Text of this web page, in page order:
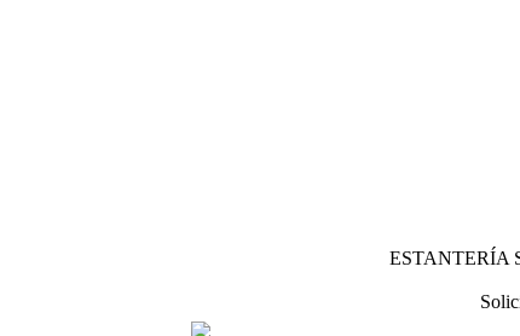
ESTANTERÍA